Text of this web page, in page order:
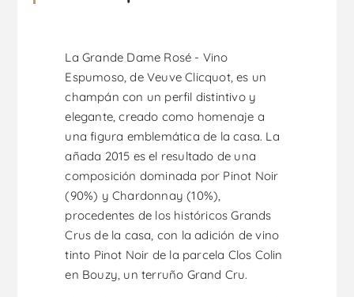
La Grande Dame Rosé - Vino
Espumoso, de Veuve Clicquot, es un
champán con un perfil distintivo y
elegante, creado como homenaje a
una figura emblemática de la casa. La
añada 2015 es el resultado de una
composición dominada por Pinot Noir
(90%) y Chardonnay (10%),
procedentes de los históricos Grands
Crus de la casa, con la adición de vino
tinto Pinot Noir de la parcela Clos Colin
en Bouzy, un terruño Grand Cru.